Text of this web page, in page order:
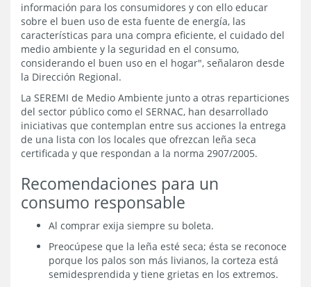
información para los consumidores y con ello educar
sobre el buen uso de esta fuente de energía, las
características para una compra eficiente, el cuidado del
medio ambiente y la seguridad en el consumo,
considerando el buen uso en el hogar", señalaron desde
la Dirección Regional.
La SEREMI de Medio Ambiente junto a otras reparticiones
del sector público como el SERNAC, han desarrollado
iniciativas que contemplan entre sus acciones la entrega
de una lista con los locales que ofrezcan leña seca
certificada y que respondan a la norma 2907/2005.
Recomendaciones para un
consumo responsable
Al comprar exija siempre su boleta.
Preocúpese que la leña esté seca; ésta se reconoce
porque los palos son más livianos, la corteza está
semidesprendida y tiene grietas en los extremos.